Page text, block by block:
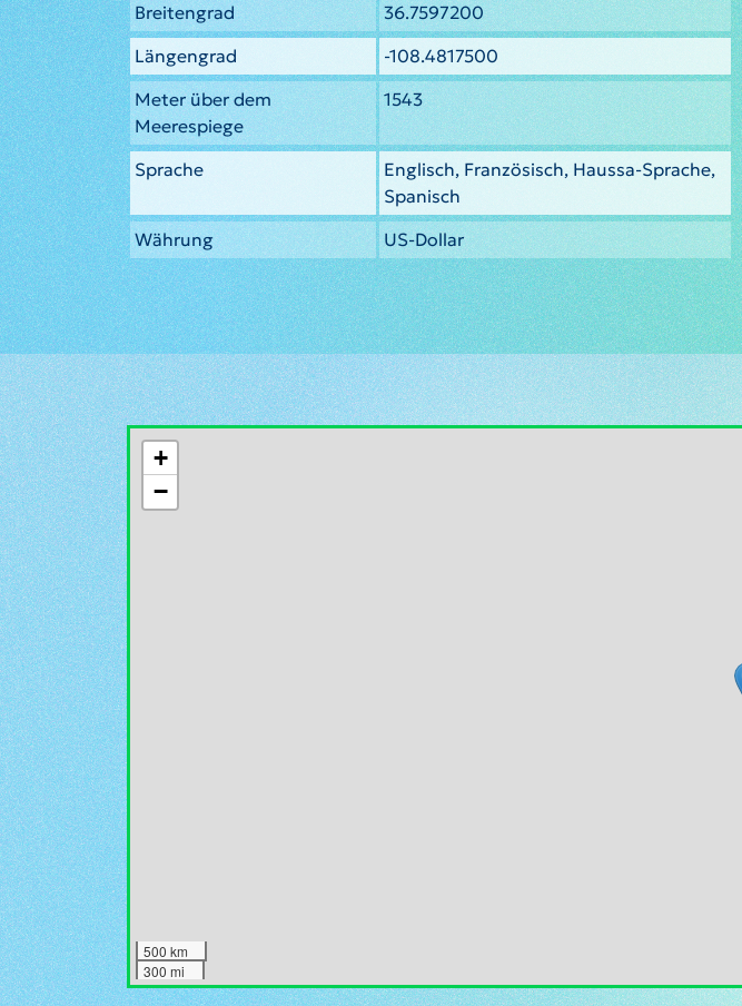
Breitengrad
36.7597200
Längengrad
-108.4817500
Meter über dem
Meerespiege
1543
Sprache
Englisch, Französisch, Haussa-Sprache,
Spanisch
Währung
US-Dollar
+
−
500 km
300 mi